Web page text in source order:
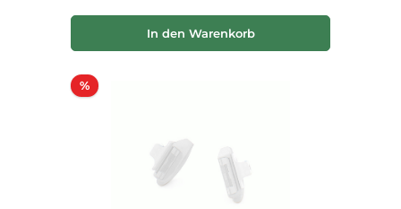
In den Warenkorb
%Rabatt